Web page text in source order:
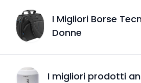
I Migliori Borse
Donne
I migliori prodotti